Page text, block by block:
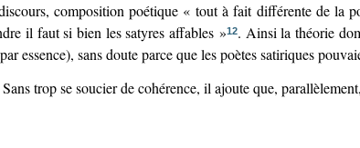
composition poétique « tout à fait différente de la
il faut si bien les satyres affables »12. Ainsi la théorie
essence), sans doute parce que les poètes satiriques
trop se soucier de cohérence, il ajoute que, parallèlement,